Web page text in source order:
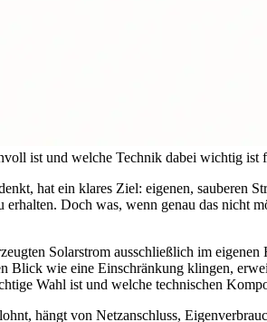
ist und welche Technik dabei wichtig ist
hat ein klares Ziel: eigenen, sauberen
Doch was, wenn genau das nicht
Solarstrom ausschließlich im
Blick wie eine Einschränkung klingen,
Wahl ist und welche technischen
hängt von Netzanschluss,